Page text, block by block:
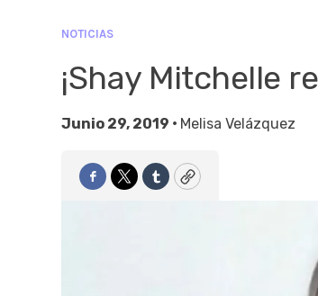
NOTICIAS
¡Shay Mitchelle
Junio 29, 2019 • Melisa Velázquez
Facebook
TwitterTumblrCopy